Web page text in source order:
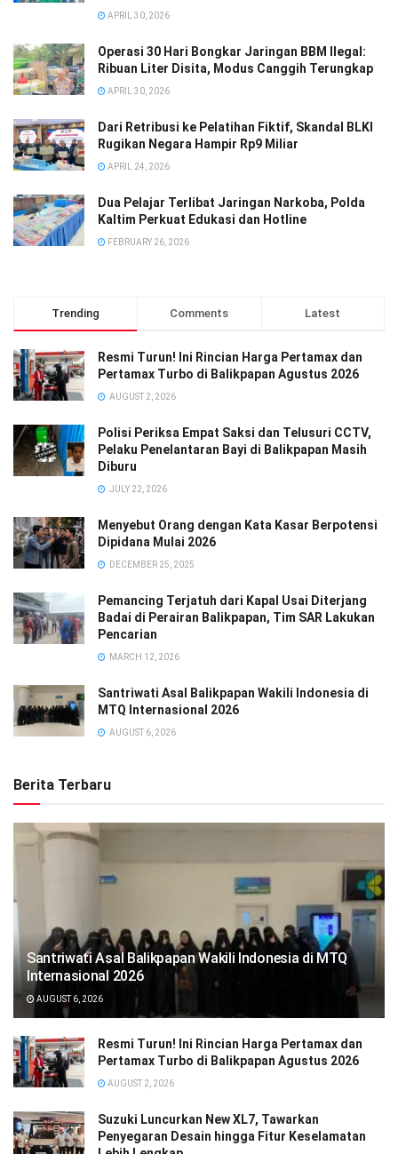
APRIL 30, 2026
Operasi 30 Hari Bongkar Jaringan BBM Ilegal:
Ribuan Liter Disita, Modus Canggih Terungkap
APRIL 30, 2026
Dari Retribusi ke Pelatihan Fiktif, Skandal BLKI
Rugikan Negara Hampir Rp9 Miliar
APRIL 24, 2026
Dua Pelajar Terlibat Jaringan Narkoba, Polda
Kaltim Perkuat Edukasi dan Hotline
FEBRUARY 26, 2026
Trending Comments Latest
Resmi Turun! Ini Rincian Harga Pertamax dan
Pertamax Turbo di Balikpapan Agustus 2026
AUGUST 2, 2026
Polisi Periksa Empat Saksi dan Telusuri CCTV,
Pelaku Penelantaran Bayi di Balikpapan Masih
Diburu
JULY 22, 2026
Menyebut Orang dengan Kata Kasar Berpotensi
Dipidana Mulai 2026
DECEMBER 25, 2025
Pemancing Terjatuh dari Kapal Usai Diterjang
Badai di Perairan Balikpapan, Tim SAR Lakukan
Pencarian
MARCH 12, 2026
Santriwati Asal Balikpapan Wakili Indonesia di
MTQ Internasional 2026
AUGUST 6, 2026
Berita Terbaru
Santriwati Asal Balikpapan Wakili Indonesia di MTQ
Internasional 2026
AUGUST 6, 2026
Resmi Turun! Ini Rincian Harga Pertamax dan
Pertamax Turbo di Balikpapan Agustus 2026
AUGUST 2, 2026
Suzuki Luncurkan New XL7, Tawarkan
Penyegaran Desain hingga Fitur Keselamatan